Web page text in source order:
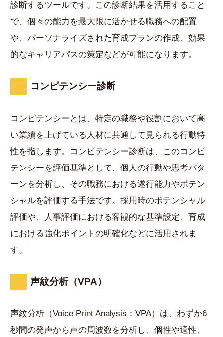
診断するツールです。この診断結果を活用すること
で、個々の能力を最大限に活かせる職務への配置
や、パーソナライズされた育成プランの作成、効果
的なキャリアパスの策定などが可能になります。
5. コンピテンシー診断
コンピテンシーとは、特定の職務や役割において高
い業績を上げている人材に共通して見られる行動特
性を指します。コンピテンシー診断は、このコンピ
テンシーを評価基準として、個人の行動や思考パタ
ーンを分析し、その職務における遂行能力やポテン
シャルを評価する手法です。採用時のポテンシャル
評価や、人事評価における客観的な基準設定、育成
における強化ポイントの明確化などに活用されま
す。
6. 声紋分析（VPA）
声紋分析（Voice Print Analysis：VPA）は、わずか6
秒間の発声から声の周波数を分析し、個性や適性、